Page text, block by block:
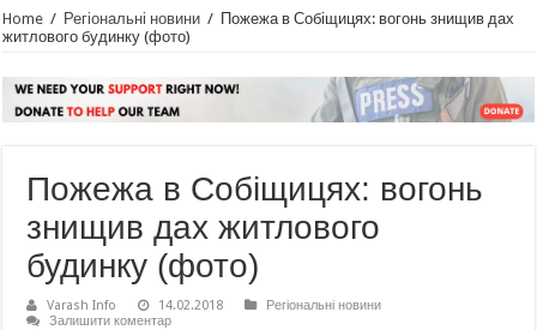
Home / Регіональні новини / Пожежа в Собіщицях: вогонь знищив дах
житлового будинку (фото)
Пожежа в Собіщицях: вогонь
знищив дах житлового
будинку (фото)
Varash Info 14.02.2018
Регіональні новини
Залишити коментар